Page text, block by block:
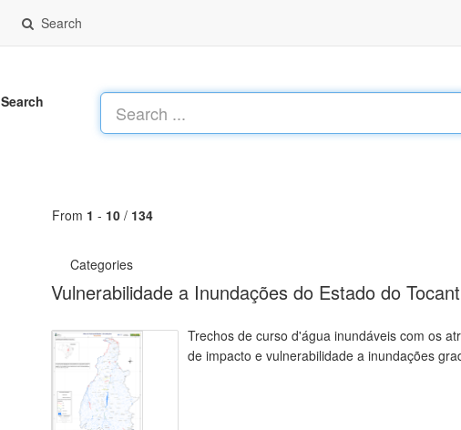
Search
Search
From 1 - 10 / 134
Categories
Vulnerabilidade a Inundações do Estado do
Trechos de curso d'água inundáveis com os
de impacto e vulnerabilidade a inundações